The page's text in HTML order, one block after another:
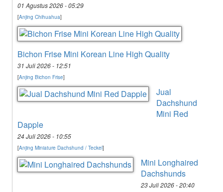
01 Agustus 2026 - 05:29
[Anjing Chihuahua]
Bichon Frise Mini Korean Line High Quality
31 Juli 2026 - 12:51
[Anjing Bichon Frise]
Jual
Dachshund
Mini Red
Dapple
24 Juli 2026 - 10:55
[Anjing Miniature Dachshund / Teckel]
Mini Longhaired
Dachshunds
23 Juli 2026 - 20:40